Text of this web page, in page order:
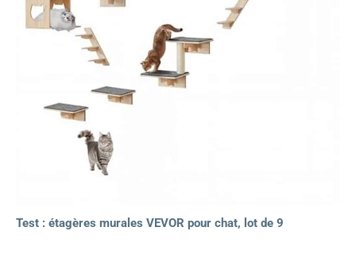
Test : étagères murales VEVOR pour chat, lot de 9